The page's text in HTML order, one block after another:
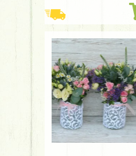
Eryngium,
Pavillon de
Budapest